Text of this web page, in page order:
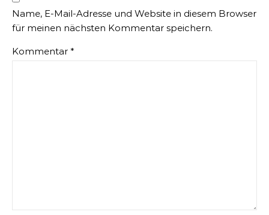
Name, E-Mail-Adresse und Website in diesem Browser
für meinen nächsten Kommentar speichern.
Kommentar *